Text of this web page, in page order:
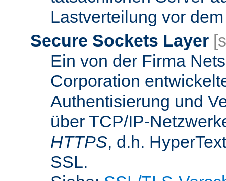
Lastverteilung vor
Secure Sockets Layer
Ein von der Firma
Corporation
Authentisierung und
über TCP/IP-
HTTPS, d.h.
SSL.